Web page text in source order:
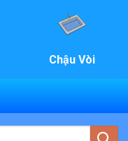
Chậu Vòi